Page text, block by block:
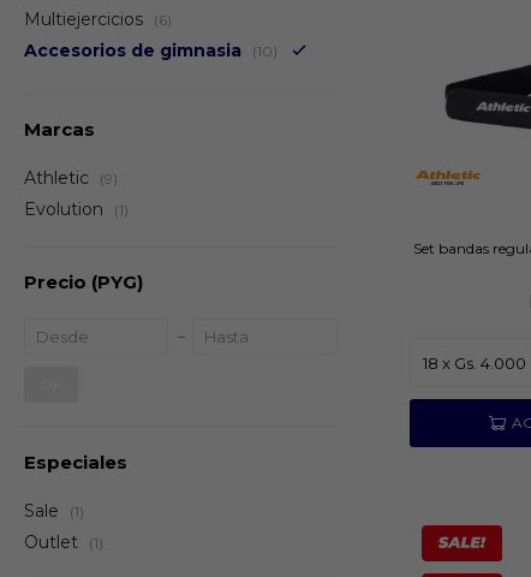
Set bandas
Multiejercicios (6)
Accesorios de gimnasia (10)
Marcas
Athletic (9)
Evolution (1)
Precio (PYG)
Especiales
Sale (1)
Outlet (1)